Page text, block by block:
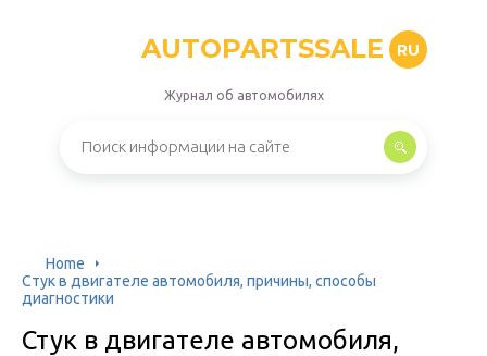
AUTOPARTSSALE RU
Журнал об автомобилях
Home
Стук в двигателе автомобиля, причины, способы
диагностики
Стук в двигателе автомобиля,